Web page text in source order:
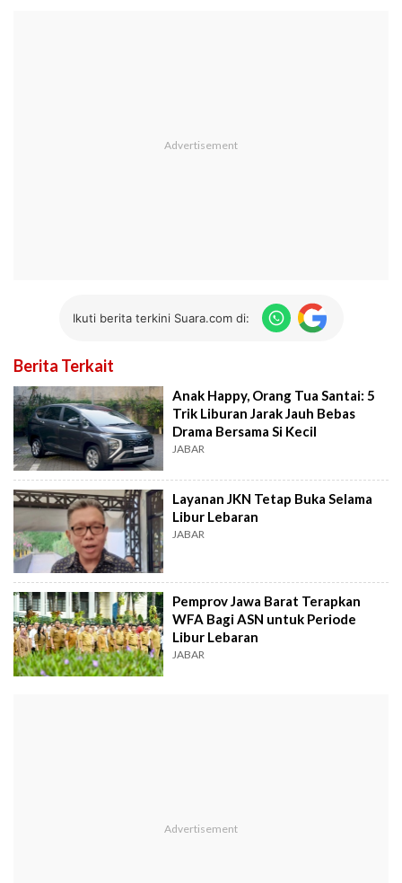
Ikuti berita terkini Suara.com di:
Berita Terkait
Anak Happy, Orang Tua Santai: 5
Trik Liburan Jarak Jauh Bebas
Drama Bersama Si Kecil
JABAR
Layanan JKN Tetap Buka Selama
Libur Lebaran
JABAR
Pemprov Jawa Barat Terapkan
WFA Bagi ASN untuk Periode
Libur Lebaran
JABAR